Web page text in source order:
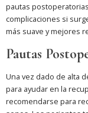
pautas
complicaciones si
más suave y mejores
Pautas
Una vez dado de alta
para ayudar en la
recomendarse para